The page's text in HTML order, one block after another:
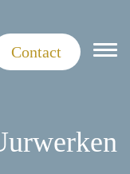
Contact